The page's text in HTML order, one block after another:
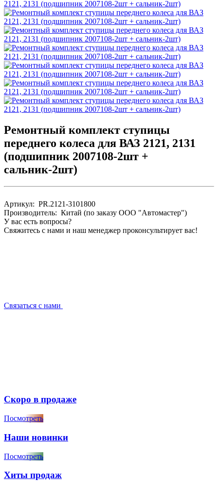
Ремонтный комплект ступицы
переднего колеса для ВАЗ 2121, 2131
(подшипник 2007108-2шт +
сальник-2шт)
Артикул: PR.2121-3101800
Производитель: Китай (по заказу ООО "Автомастер")
У вас есть вопросы?
Свяжитесь с нами и наш менеджер проконсультирует вас!
Связаться с нами
Скоро в продаже
Посмотреть
Наши новинки
Посмотреть
Хиты продаж